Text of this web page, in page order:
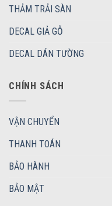
THẢM TRẢI SÀN
DECAL GIẢ GỖ
DECAL DÁN TƯỜNG
CHÍNH SÁCH
VẬN CHUYỂN
THANH TOÁN
BẢO HÀNH
BẢO MẬT